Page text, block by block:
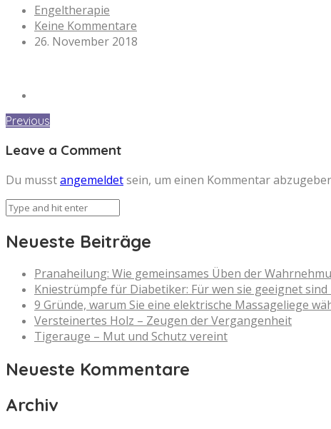
Engeltherapie
Keine Kommentare
26. November 2018
Previous
Leave a Comment
Du musstangemeldetsein, um einen Kommentar
Neueste Beiträge
Pranaheilung: Wie gemeinsames Üben der
Kniestrümpfe für Diabetiker: Für wen sie geeignet
9 Gründe, warum Sie eine elektrische Massageliege
Versteinertes Holz – Zeugen der Vergangenheit
Tigerauge – Mut und Schutz vereint
Neueste Kommentare
Archiv